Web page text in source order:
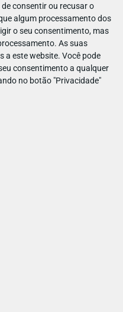
consentir ou recusar o
algum processamento dos
o seu consentimento, mas
As suas
a este website. Você pode
consentimento a qualquer
no botão "Privacidade"
com visitas aoMuseu do
a mão na massa”, e
nostálgica por várias
provar as especialidades
iguarias das pastelarias!